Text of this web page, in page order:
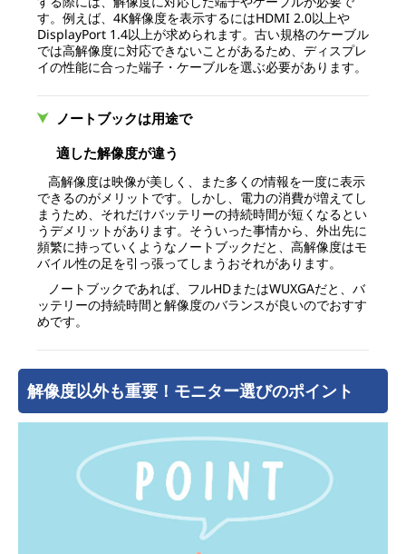
す。例えば、4K解像度を表示するにはHDMI 2.0以上や
DisplayPort 1.4以上が求められます。古い規格のケーブル
では高解像度に対応できないことがあるため、ディスプレ
イの性能に合った端子・ケーブルを選ぶ必要があります。
ノートブックは用途で
適した解像度が違う
高解像度は映像が美しく、また多くの情報を一度に表示
できるのがメリットです。しかし、電力の消費が増えてし
まうため、それだけバッテリーの持続時間が短くなるとい
うデメリットがあります。そういった事情から、外出先に
頻繁に持っていくようなノートブックだと、高解像度はモ
バイル性の足を引っ張ってしまうおそれがあります。
ノートブックであれば、フルHDまたはWUXGAだと、バ
ッテリーの持続時間と解像度のバランスが良いのでおすす
めです。
解像度以外も重要！モニター選びのポイント